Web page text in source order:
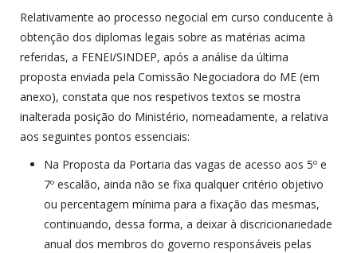
Relativamente ao processo negocial em curso conducente à
obtenção dos diplomas legais sobre as matérias acima
referidas, a FENEI/SINDEP, após a análise da última
proposta enviada pela Comissão Negociadora do ME (em
anexo), constata que nos respetivos textos se mostra
inalterada posição do Ministério, nomeadamente, a relativa
aos seguintes pontos essenciais:
Na Proposta da Portaria das vagas de acesso aos 5º e
7º escalão, ainda não se fixa qualquer critério objetivo
ou percentagem mínima para a fixação das mesmas,
continuando, dessa forma, a deixar à discricionariedade
anual dos membros do governo responsáveis pelas